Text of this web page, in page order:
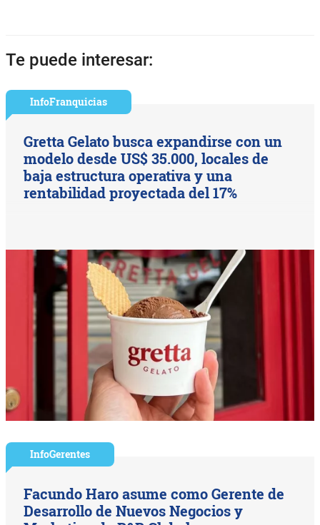
Te puede interesar:
InfoFranquicias
Gretta Gelato busca expandirse con un
modelo desde US$ 35.000, locales de
baja estructura operativa y una
rentabilidad proyectada del 17%
InfoGerentes
Facundo Haro asume como Gerente de
Desarrollo de Nuevos Negocios y